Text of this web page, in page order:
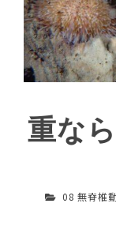
重な
08 無脊椎